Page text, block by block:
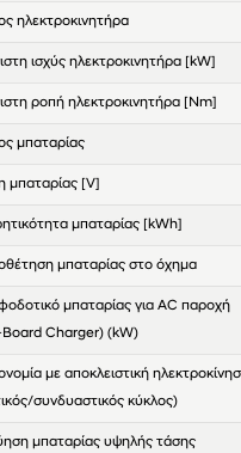
ηλεκτροκινητήρα
ισχύς ηλεκτροκινητήρα [kW]
ροπή ηλεκτροκινητήρα [Nm]
μπαταρίας
μπαταρίας [V]
μπαταρίας [kWh]
μπαταρίας στο όχημα
μπαταρίας για AC παροχή
Charger) (kW)
με αποκλειστική
συνδυαστικός κύκλος)
μπαταρίας υψηλής τάσης